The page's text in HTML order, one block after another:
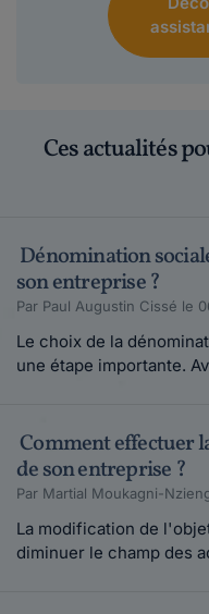
Ces actualités
Dénomination
son entreprise ?
Par Paul Augustin Cissé le
Le choix de la
une étape importante.
Comment effectuer
de son entreprise ?
Par Martial Moukagni-
La modification de
diminuer le champ des